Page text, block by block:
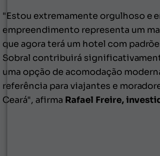
"Estou extremamente orgulhoso e
empreendimento representa um
que agora terá um hotel com
Sobral contribuirá
uma opção de acomodação
referência para viajantes e
Ceará", afirma Rafael Freire,